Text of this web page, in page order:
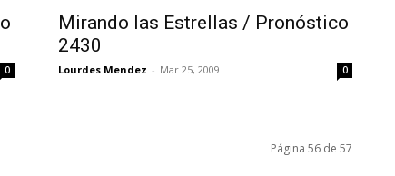
0
Mirando las Estrellas / Pronóstico
2430
Lourdes Mendez - Mar 25, 2009 0
Página 56 de 57